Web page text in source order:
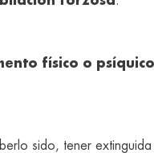
físico o psíquico
sido, tener extinguida